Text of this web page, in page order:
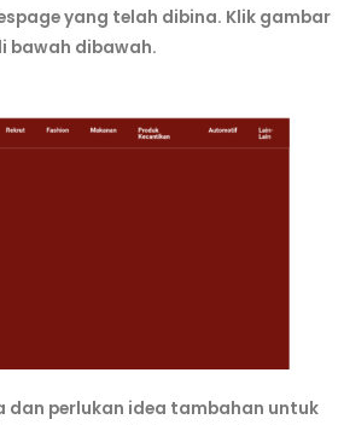
yang telah dibina. Klik gambar
bawah dibawah.
dan perlukan idea tambahan untuk